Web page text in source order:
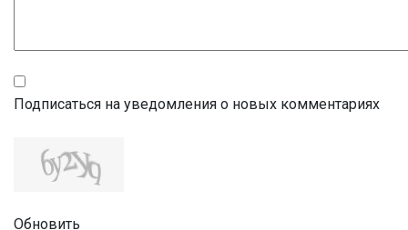
Подписаться на уведомления о новых комментариях
Обновить